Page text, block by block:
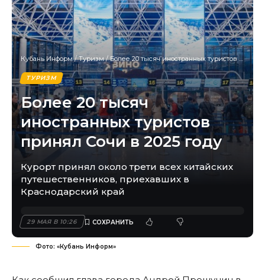
Кубань Информ/Туризм/Более 20 тысяч иностранных туристов принял Сочи в 2025 году
ТУРИЗМ
Более 20 тысяч
иностранных туристов
принял Сочи в 2025 году
Курорт принял около трети всех китайских
путешественников, приехавших в
Краснодарский край
29 МАЯ В 10:26
Фото: «Кубань Информ»